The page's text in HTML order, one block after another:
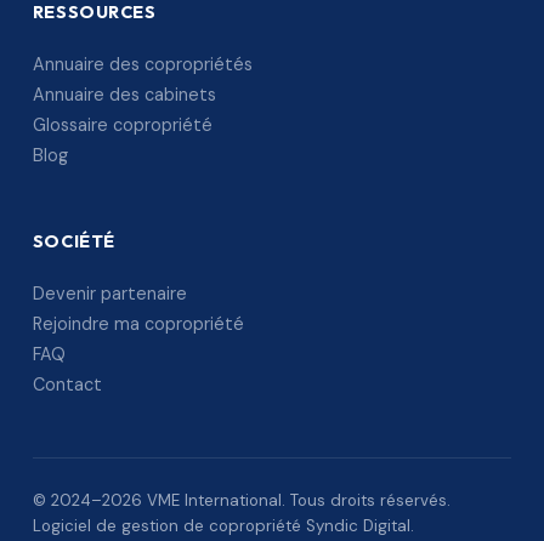
RESSOURCES
Annuaire des copropriétés
Annuaire des cabinets
Glossaire copropriété
Blog
SOCIÉTÉ
Devenir partenaire
Rejoindre ma copropriété
FAQ
Contact
© 2024–2026 VME International. Tous droits réservés.
Logiciel de gestion de copropriété Syndic Digital.